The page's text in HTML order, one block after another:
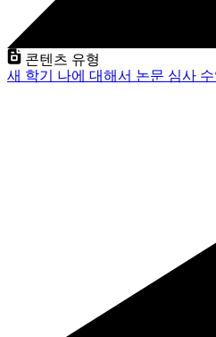
콘텐츠 유형
새 학기 나에 대해서 논문 심사